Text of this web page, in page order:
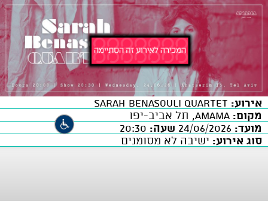
אירוע:
מקום:
מועד:
שעה:
סוג אירוע: ישיבה לא מסומנים